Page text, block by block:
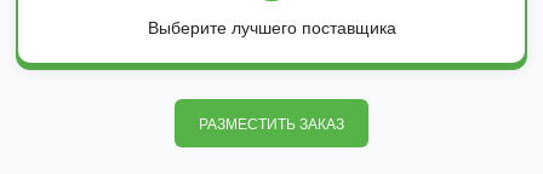
Выберите лучшего поставщика
РАЗМЕСТИТЬ ЗАКАЗ